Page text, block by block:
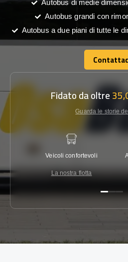
Autobus di medie
Autobus grandi con
Autobus a due piani di tutte le
Fidato da oltre
Guarda le storie
Veicoli confortevoli
La nostra flotta